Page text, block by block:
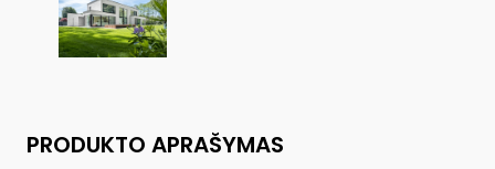
PRODUKTO APRAŠYMAS